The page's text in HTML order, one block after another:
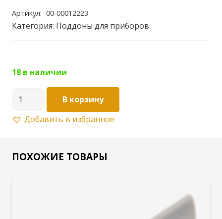
Артикул: 00-00012223
Категория: Поддоны для приборов
18 в наличии
Количество
Противоскользящее
В корзину
Добавить в избранное
ПОХОЖИЕ ТОВАРЫ